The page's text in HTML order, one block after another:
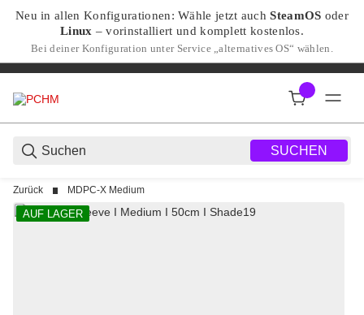
Neu in allen Konfigurationen: Wähle jetzt auchSteamOS oder
Linux – vorinstalliert und komplett kostenlos.
Bei deiner Konfiguration unter Service „alternatives OS“ wählen.
SUCHEN
Zurück MDPC-X Medium
AUF LAGER